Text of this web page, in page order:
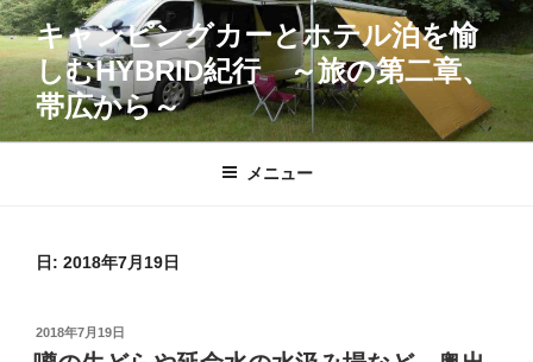
コ
ン
テ
キャンピングカーとホテル泊を愉
しむHYBRID紀行 ～旅の第二章、
帯広から～
メニュー
日: 2018年7月19日
投
稿
2018年7月19日